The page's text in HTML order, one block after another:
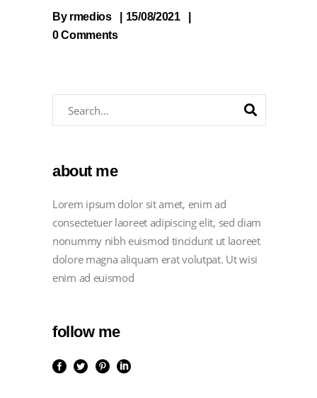
By rmedios
15/08/2021
0 Comments
about me
Lorem ipsum dolor sit amet, enim ad
consectetuer laoreet adipiscing elit, sed diam
nonummy nibh euismod tincidunt ut laoreet
dolore magna aliquam erat volutpat. Ut wisi
enim ad euismod
follow me